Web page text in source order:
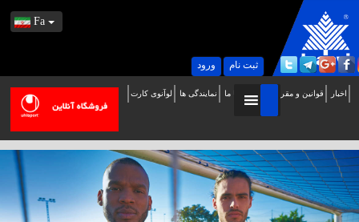
Fa
اخبار قوانین و مقررات تماس با ما نمایندگی ها لوآنوی کارت
ثبت نام ورود